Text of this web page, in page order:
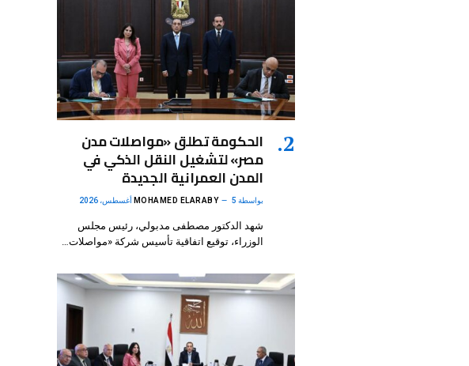
الحكومة تطلق «مواصلات مدن
مصر» لتشغيل النقل الذكي في
المدن العمرانية الجديدة
بواسطة MOHAMED ELARABY 5 أغسطس، 2026
شهد الدكتور مصطفى مدبولي، رئيس مجلس
الوزراء، توقيع اتفاقية تأسيس شركة «مواصلات…